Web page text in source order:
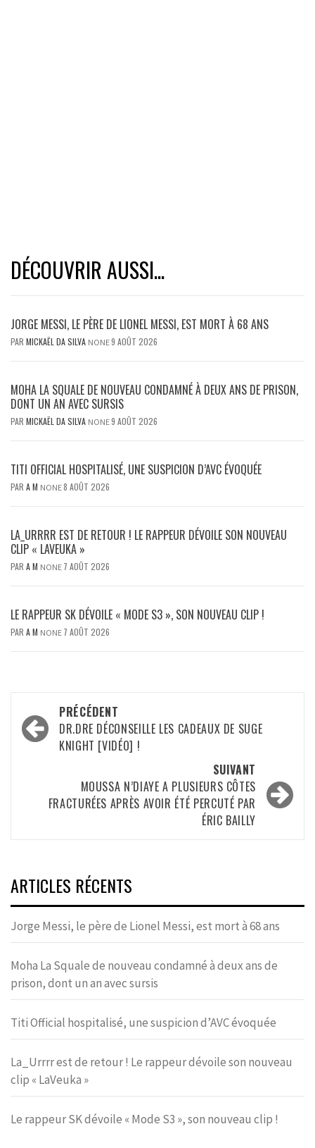
DÉCOUVRIR AUSSI...
JORGE MESSI, LE PÈRE DE LIONEL MESSI, EST MORT À 68 ANS
PAR MICKAËL DA SILVA NONE9 AOÛT 2026
MOHA LA SQUALE DE NOUVEAU CONDAMNÉ À DEUX ANS DE PRISON,
DONT UN AN AVEC SURSIS
PAR MICKAËL DA SILVA NONE9 AOÛT 2026
TITI OFFICIAL HOSPITALISÉ, UNE SUSPICION D’AVC ÉVOQUÉE
PAR A M NONE8 AOÛT 2026
LA_URRRR EST DE RETOUR ! LE RAPPEUR DÉVOILE SON NOUVEAU
CLIP « LAVEUKA »
PAR A M NONE 7 AOÛT 2026
LE RAPPEUR SK DÉVOILE « MODE S3 », SON NOUVEAU CLIP !
PAR A M NONE 7 AOÛT 2026
Navigation
d’article
PRÉCÉDENT
DR.DRE DÉCONSEILLE LES CADEAUX DE SUGE
KNIGHT [VIDÉO] !
SUIVANT
MOUSSA N’DIAYE A PLUSIEURS CÔTES
FRACTURÉES APRÈS AVOIR ÉTÉ PERCUTÉ PAR
ÉRIC BAILLY
ARTICLES RÉCENTS
Jorge Messi, le père de Lionel Messi, est mort à 68 ans
Moha La Squale de nouveau condamné à deux ans de
prison, dont un an avec sursis
Titi Official hospitalisé, une suspicion d’AVC évoquée
La_Urrrr est de retour ! Le rappeur dévoile son nouveau
clip « LaVeuka »
Le rappeur SK dévoile « Mode S3 », son nouveau clip !